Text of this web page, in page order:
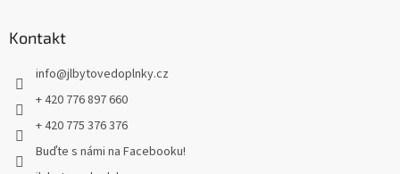
Kontakt
info@jlbytovedoplnky.cz
+ 420 776 897 660
+ 420 775 376 376
Buďte s námi na Facebooku!